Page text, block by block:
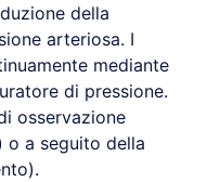
della
arteriosa. I
mediante
di pressione.
osservazione
o a seguito della